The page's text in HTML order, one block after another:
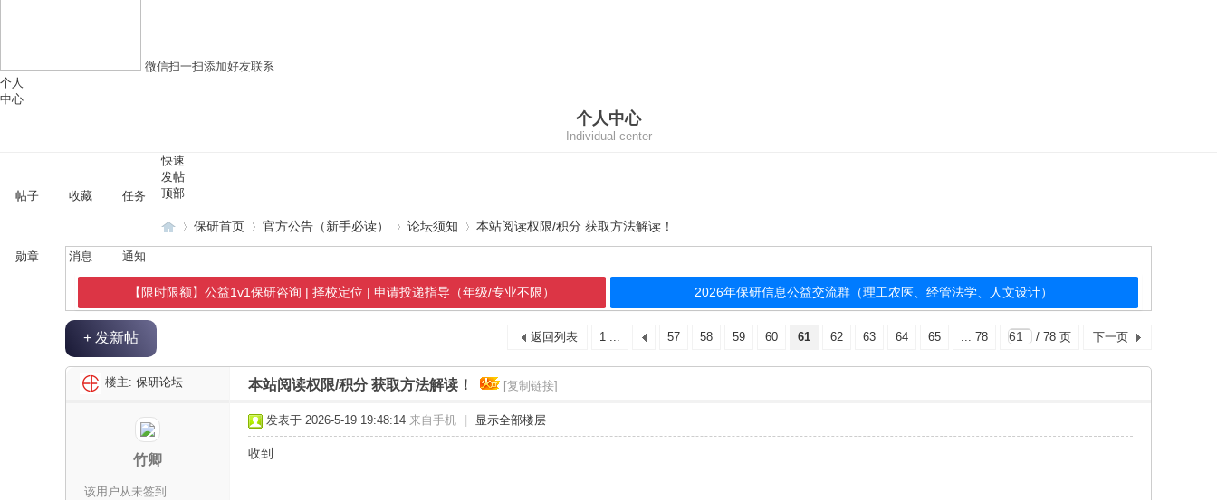
微信扫一扫添加好友联系
个人
中心
个人中心
Individual center
帖子 收藏 任务
勋章 消息 通知
快速
发帖
顶部
研
保研首页 官方公告（新手必读） 论坛须知
›
本站阅读权限/积分 获取方法解读！
【限时限额】公益1v1保研咨询 | 择校定位 | 申请投递指导（年级/专业不限） 2026年保研信息公益交流群（理工农医、经管法学、人文设计）
1 ... 57 58 59 60 61 62 63 64 65 ... 78 / 78 页 下一页
返回列表
+ 发新帖
楼主: 保研论坛 本站阅读权限/积分 获取方法解读！ [复制链接]
竹卿
该用户从未签到
发表于 2026-5-19 19:48:14 来自手机 显示全部楼层
收到